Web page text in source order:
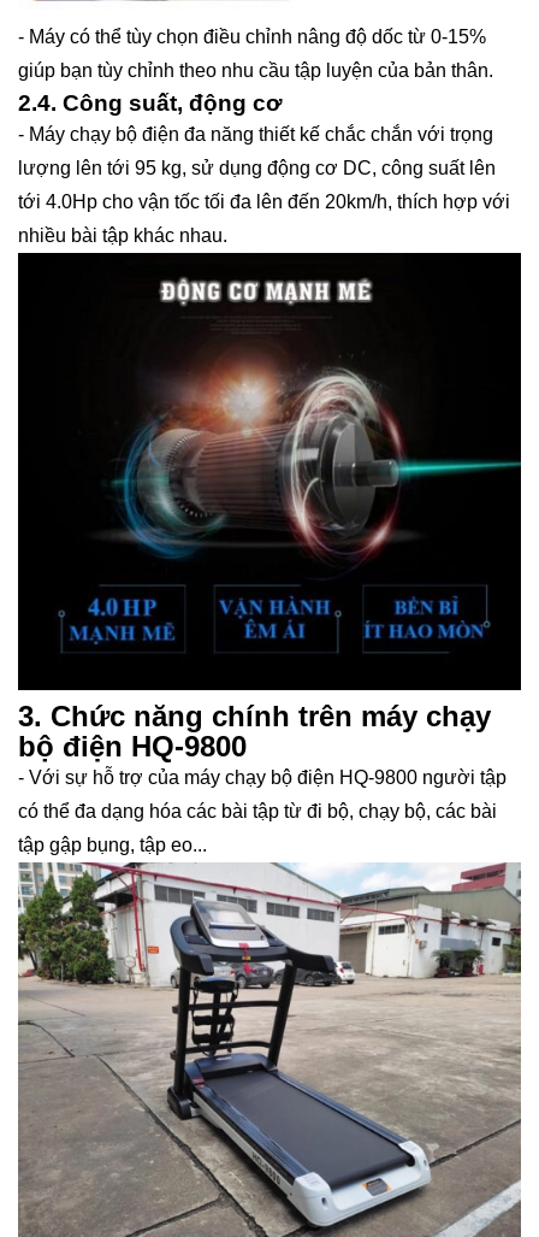
- Máy có thể tùy chọn điều chỉnh nâng độ dốc từ 0-15%
giúp bạn tùy chỉnh theo nhu cầu tập luyện của bản thân.
2.4. Công suất, động cơ
- Máy chạy bộ điện đa năng thiết kế chắc chắn với trọng
lượng lên tới 95 kg, sử dụng động cơ DC, công suất lên
tới 4.0Hp cho vận tốc tối đa lên đến 20km/h, thích hợp với
nhiều bài tập khác nhau.
3. Chức năng chính trên máy chạy
bộ điện HQ-9800
- Với sự hỗ trợ của máy chạy bộ điện HQ-9800 người tập
có thể đa dạng hóa các bài tập từ đi bộ, chạy bộ, các bài
tập gập bụng, tập eo...